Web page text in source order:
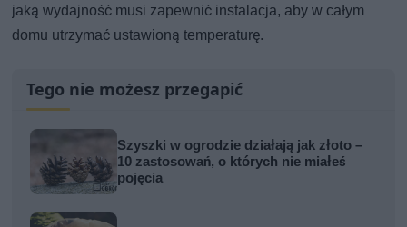
jaką wydajność musi zapewnić instalacja, aby w całym
domu utrzymać ustawioną temperaturę.
Tego nie możesz przegapić
Szyszki w ogrodzie działają jak złoto –
10 zastosowań, o których nie miałeś
pojęcia